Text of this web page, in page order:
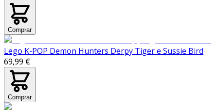
Comprar
Lego K-POP Demon Hunters Derpy Tiger e Sussie Bird
69,99 €
Comprar